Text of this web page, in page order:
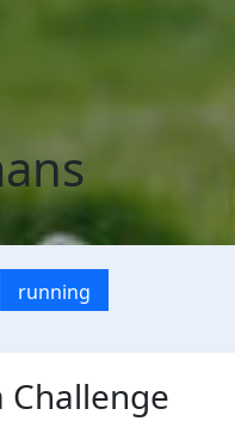
running